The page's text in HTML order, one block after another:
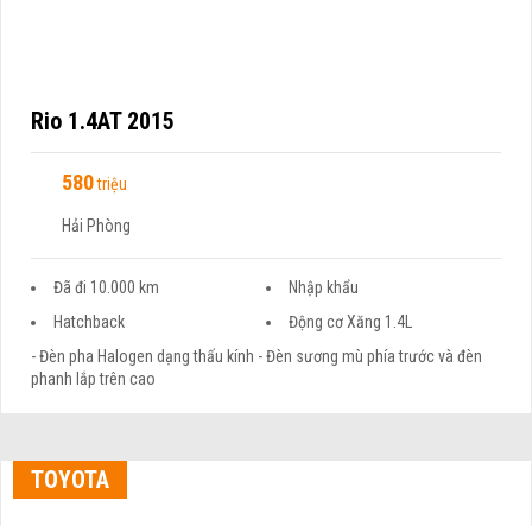
Rio 1.4AT 2015
580triệu
Hải Phòng
Đã đi 10.000 km
Nhập khẩu
Hatchback
Động cơ Xăng 1.4L
- Đèn pha Halogen dạng thấu kính - Đèn sương mù phía trước và đèn
phanh lắp trên cao
TOYOTA